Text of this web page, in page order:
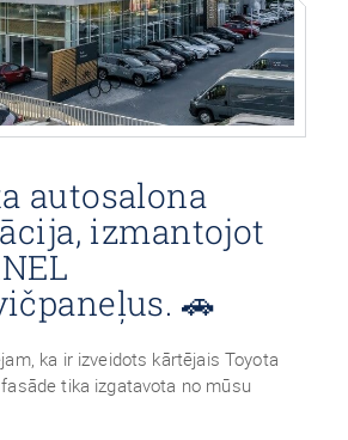
autosalona
izmantojot
🚗
ka ir izveidots kārtējais Toyota
tika izgatavota no mūsu